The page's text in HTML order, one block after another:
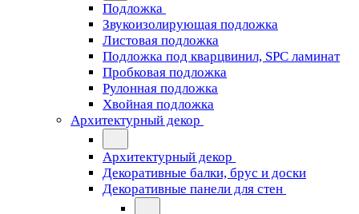
Подложка
Звукоизолирующая подложка
Листовая подложка
Подложка под кварцвинил, SPC ламинат
Пробковая подложка
Рулонная подложка
Хвойная подложка
Архитектурный декор
Архитектурный декор
Декоративные балки, брус и доски
Декоративные панели для стен